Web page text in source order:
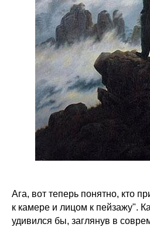
Ага, вот теперь понятно, кто
к камере и лицом к пейзажу".
удивился бы, заглянув в